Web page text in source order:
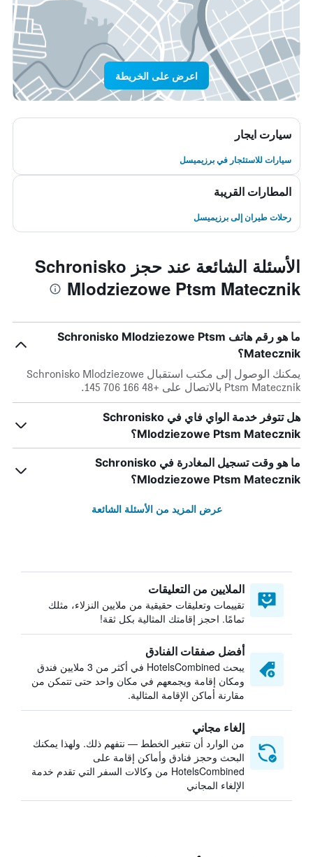
اعرض على الخريطة
سيارت ايجار
سيارات للاستئجار في برزيميسل
المطارات القريبة
رحلات طيران إلى برزيميسل
الأسئلة الشائعة عند حجز Schronisko
Mlodziezowe Ptsm Matecznik
ما هو رقم هاتف Schronisko Mlodziezowe Ptsm
Matecznik؟
يمكنك الوصول إلى مكتب استقبال Schronisko Mlodziezowe
Ptsm Matecznik بالاتصال على +48 166 706 145.
هل تتوفر خدمة الواي فاي في Schronisko
Mlodziezowe Ptsm Matecznik؟
ما هو وقت تسجيل المغادرة في Schronisko
Mlodziezowe Ptsm Matecznik؟
عرض المزيد من الأسئلة الشائعة
الملايين من التعليقات
تقييمات وتعليقات حقيقية من ملايين النزلاء، مثلك
تمامًا. احجز إقامتك المثالية بكل ثقة!
أفضل صفقات الفنادق
يبحث HotelsCombined في أكثر من 3 ملايين فندق
ومكان إقامة ويجمعهم في مكان واحد حتى تتمكن من
مقارنة أماكن الإقامة المثالية.
إلغاء مجاني
من الوارد أن تتغير الخطط — نتفهم ذلك. ولهذا يمكنك
البحث وحجز فنادق وأماكن إقامة على
HotelsCombined من وكالات السفر التي تقدم خدمة
الإلغاء المجاني